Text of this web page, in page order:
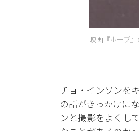
映画『ホープ
チョ・インソンを
の話がきっかけに
ンと撮影をよくし